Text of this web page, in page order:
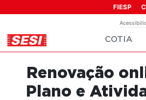
inclui
um
sistema
acessibilidade.
FIESP
COTIA
Renovação
Plano e